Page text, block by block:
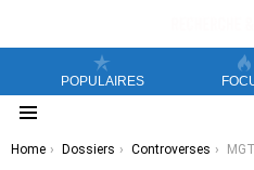
POPULAIRES
You are here:
Home Dossiers Controverses MGTOW vs MGHW